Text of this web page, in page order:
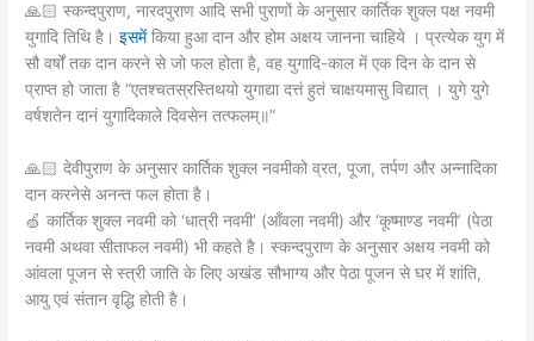
🙏🏻 स्कन्दपुराण, नारदपुराण आदि सभी पुराणों के अनुसार कार्तिक शुक्ल पक्ष नवमी
युगादि तिथि है। इसमेंकिया हुआ दान और होम अक्षय जानना चाहिये । प्रत्येक युग में
सौ वर्षों तक दान करने से जो फल होता है, वह युगादि-काल में एक दिन के दान से
प्राप्त हो जाता है “एतश्चतस्रस्तिथयो युगाद्या दत्तं हुतं चाक्षयमासु विद्यात् । युगे युगे
वर्षशतेन दानं युगादिकाले दिवसेन तत्फलम्॥”
🙏🏻 देवीपुराण के अनुसार कार्तिक शुक्ल नवमीको व्रत, पूजा, तर्पण और अन्नादिका
दान करनेसे अनन्त फल होता है।
🍏 कार्तिक शुक्ल नवमी को ‘धात्री नवमी’ (आँवला नवमी) और ‘कूष्माण्ड नवमी’ (पेठा
नवमी अथवा सीताफल नवमी) भी कहते है। स्कन्दपुराण के अनुसार अक्षय नवमी को
आंवला पूजन से स्त्री जाति के लिए अखंड सौभाग्य और पेठा पूजन से घर में शांति,
आयु एवं संतान वृद्धि होती है।